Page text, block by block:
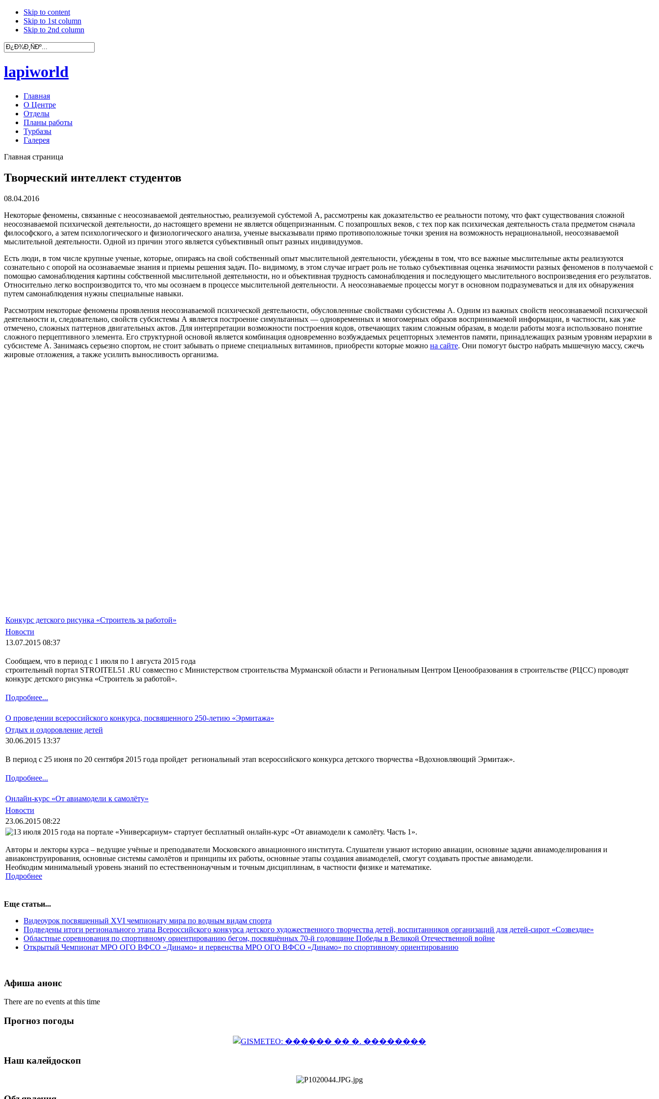
Skip to content
Skip to 1st column
Skip to 2nd column
lapiworld
Главная
О Центре
Отделы
Планы работы
Турбазы
Галерея
Главная страница
Творческий интеллект студентов
08.04.2016
Некоторые феномены, связанные с неосознаваемой деятельностью, реализуемой субстемой А, рассмотрены как доказательство ее реальности потому, что факт существования сложной
неосознаваемой психической деятельности, до настоящего времени не является общепризнанным. С позапрошлых веков, с тех пор как психическая деятельность стала предметом сначала
философского, а затем психологического и физиологического анализа, ученые высказывали прямо противоположные точки зрения на возможность нерациональной, неосознаваемой
мыслительной деятельности. Одной из причин этого является субъективный опыт разных индивидуумов.
Есть люди, в том числе крупные ученые, которые, опираясь на свой собственный опыт мыслительной деятельности, убеждены в том, что все важные мыслительные акты реализуются
сознательно с опорой на осознаваемые знания и приемы решения задач. По- видимому, в этом случае играет роль не только субъективная оценка значимости разных феноменов в получаемой с
помощью самонаблюдения картины собственной мыслительной деятельности, но и объективная трудность самонаблюдения и последующего мыслительного воспроизведения его результатов.
Относительно легко воспроизводится то, что мы осознаем в процессе мыслительной деятельности. А неосознаваемые процессы могут в основном подразумеваться и для их обнаружения
путем самонаблюдения нужны специальные навыки.
Рассмотрим некоторые феномены проявления неосознаваемой психической деятельности, обусловленные свойствами субсистемы А. Одним из важных свойств неосознаваемой психической
деятельности и, следовательно, свойств субсистемы А является построение симультанных — одновременных и многомерных образов воспринимаемой информации, в частности, как уже
отмечено, сложных паттернов двигательных актов. Для интерпретации возможности построения кодов, отвечающих таким сложным образам, в модели работы мозга использовано понятие
сложного перцептивного элемента. Его структурной основой является комбинация одновременно возбуждаемых рецепторных элементов памяти, принадлежащих разным уровням иерархии в
субсистеме А. Занимаясь серьезно спортом, не стоит забывать о приеме специальных витаминов, приобрести которые можно на сайте. Они помогут быстро набрать мышечную массу, сжечь
жировые отложения, а также усилить выносливость организма.
Конкурс детского рисунка «Строитель за работой»
Новости
13.07.2015 08:37
Сообщаем, что в период с 1 июля по 1 августа 2015 года
строительный портал STROITEL51 .RU совместно с Министерством строительства Мурманской области и Региональным Центром Ценообразования в строительстве (РЦСС) проводят
конкурс детского рисунка «Строитель за работой».
Подробнее...
О проведении всероссийского конкурса, посвященного 250-летию «Эрмитажа»
Отдых и оздоровление детей
30.06.2015 13:37
В период с 25 июня по 20 сентября 2015 года пройдет региональный этап всероссийского конкурса детского творчества «Вдохновляющий Эрмитаж».
Подробнее...
Онлайн-курс «От авиамодели к самолёту»
Новости
23.06.2015 08:22
13 июля 2015 года на портале «Универсариум» стартует бесплатный онлайн-курс «От авиамодели к самолёту. Часть 1».
Авторы и лекторы курса – ведущие учёные и преподаватели Московского авиационного института. Слушатели узнают историю авиации, основные задачи авиамоделирования и
авиаконструирования, основные системы самолётов и принципы их работы, основные этапы создания авиамоделей, смогут создавать простые авиамодели.
Необходим минимальный уровень знаний по естественнонаучным и точным дисциплинам, в частности физике и математике.
Подробнее
Еще статьи...
Видеоурок посвященный XVI чемпионату мира по водным видам спорта
Подведены итоги регионального этапа Всероссийского конкурса детского художественного творчества детей, воспитанников организаций для детей-сирот «Созвездие»
Областные соревнования по спортивному ориентированию бегом, посвящённых 70-й годовщине Победы в Великой Отечественной войне
Открытый Чемпионат МРО ОГО ВФСО «Динамо» и первенства МРО ОГО ВФСО «Динамо» по спортивному ориентированию
Афиша анонс
There are no events at this time
Прогноз погоды
Наш калейдоскоп